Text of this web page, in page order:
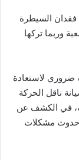
فقدان السيطرة
وربما تركها
ضروري لاستعادة
ناقل الحركة
في الكشف عن
حدوث مشكلات